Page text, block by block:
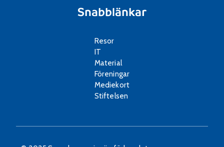
Snabblänkar
Resor
IT
Material
Föreningar
Mediekort
Stiftelsen